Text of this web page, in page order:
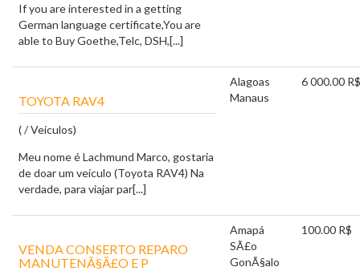
If you are interested in a getting
German language certificate,You are
able to Buy Goethe,Telc, DSH,[...]
TOYOTA RAV4
( / Veiculos)
Meu nome é Lachmund Marco, gostaria
de doar um veículo (Toyota RAV4) Na
verdade, para viajar par[...]
Alagoas
Manaus
6 000.00 R$
VENDA CONSERTO REPARO
MANUTENÃ§Ã£O E P
Amapá
SÃ£o
GonÃ§alo
100.00 R$